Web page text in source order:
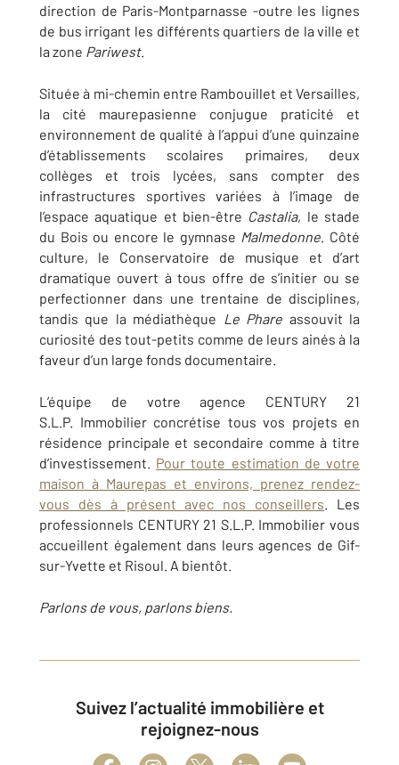
direction de Paris-Montparnasse -outre les lignes
de bus irrigant les différents quartiers de la ville et
la zone Pariwest.
Située à mi-chemin entre Rambouillet et Versailles,
la cité maurepasienne conjugue praticité et
environnement de qualité à l’appui d’une quinzaine
d’établissements scolaires primaires, deux
collèges et trois lycées, sans compter des
infrastructures sportives variées à l’image de
l’espace aquatique et bien-être Castalia, le stade
du Bois ou encore le gymnase Malmedonne . Côté
culture, le Conservatoire de musique et d’art
dramatique ouvert à tous offre de s’initier ou se
perfectionner dans une trentaine de disciplines,
tandis que la médiathèque Le Phare assouvit la
curiosité des tout-petits comme de leurs ainés à la
faveur d’un large fonds documentaire.
L’équipe de votre agence CENTURY 21
S.L.P. Immobilier concrétise tous vos projets en
résidence principale et secondaire comme à titre
d’investissement. Pour toute estimation de votre
maison à Maurepas et environs, prenez rendez-
vous dès à présent avec nos conseillers . Les
professionnels CENTURY 21 S.L.P. Immobilier vous
accueillent également dans leurs agences de Gif-
sur-Yvette et Risoul. A bientôt.
Parlons de vous, parlons biens.
Suivez l’actualité immobilière et
rejoignez-nous